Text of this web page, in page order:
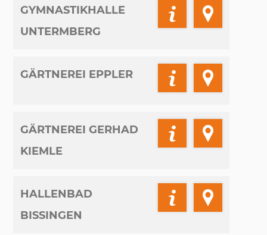
GYMNASTIKHALLE
UNTERMBERG
GÄRTNEREI EPPLER
GÄRTNEREI GERHAD
KIEMLE
HALLENBAD
BISSINGEN